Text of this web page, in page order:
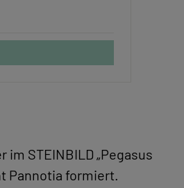
STEINBILD „Pegasus
Pannotia formiert.